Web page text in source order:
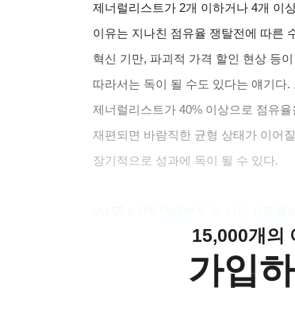
제너럴리스트가 2개 이하거나 4개 이
이유는 지나친 점유율 쟁탈전에 따른
혁신 기만, 파괴적 가격 할인 현상 등
따라서는 독이 될 수도 있다는 얘기다
제너럴리스트가 40% 이상으로 점유
재편되면 바람직한 균형 상태가 이어
장기적으로 성과에 독이 될 수 있다.
15,000개의
가입